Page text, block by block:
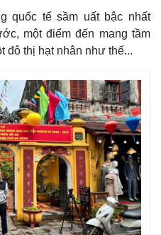
quốc tế sầm uất bậc nhất
một điểm đến mang tầm
đô thị hạt nhân như thế...